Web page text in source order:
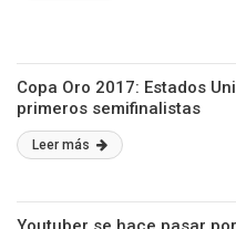
Copa Oro 2017: Estados
primeros semifinalistas
Leer más